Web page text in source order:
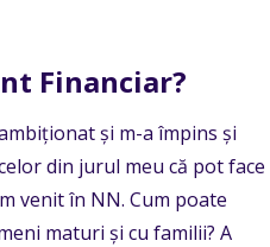
Financiar?
și m-a împins și
din jurul meu că pot face
venit în NN. Cum poate
maturi și cu familii? A